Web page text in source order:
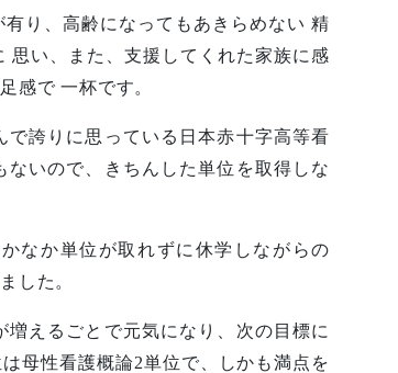
り、高齢になってもあきらめない 精
思い、また、支援してくれた家族に感
感で 一杯です。
誇りに思っている日本赤十字高等看
いので、きちんした単位を取得しな
なか単位が取れずに休学しながらの
した。
えるごとで元気になり、次の目標に
母性看護概論2単位で、しかも満点を